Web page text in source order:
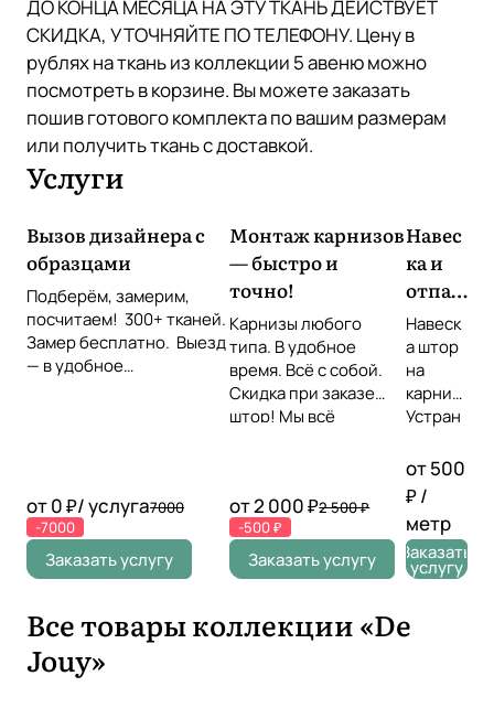
ДО КОНЦА МЕСЯЦА НА ЭТУ ТКАНЬ ДЕЙСТВУЕТ
СКИДКА, УТОЧНЯЙТЕ ПО ТЕЛЕФОНУ. Цену в
рублях на ткань из коллекции 5 авеню можно
посмотреть в корзине. Вы можете заказать
пошив готового комплекта по вашим размерам
или получить ткань с доставкой.
Услуги
Вызов дизайнера с
образцами
Подберём, замерим,
посчитаем! 300+ тканей.
Замер бесплатно. Выезд
— в удобное
от 0 ₽/ услуга7000
-7000
Заказать услугу
Монтаж карнизов
— быстро и
точно!
Карнизы любого
типа. В удобное
время. Всё с собой.
Скидка при заказе
штор! Мы всё
от 2 000 ₽2 500 ₽
-500 ₽
Заказать услугу
Навес
ка и
отпар
ивани
е
штор
Навеск
а штор
на
карниз
Устран
складо
к прямо
на
месте
Провер
ка
рии,
от 500
₽ /
метр
Заказать
услугу
Все товары коллекции «De
Jouy»